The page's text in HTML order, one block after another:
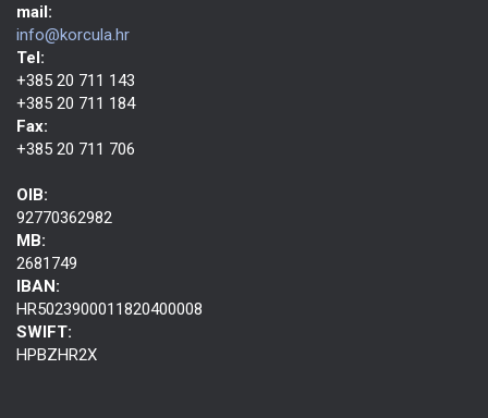
mail:
info@korcula.hr
Tel:
+385 20 711 143
+385 20 711 184
Fax:
+385 20 711 706
OIB:
92770362982
MB:
2681749
IBAN:
HR5023900011820400008
SWIFT:
HPBZHR2X